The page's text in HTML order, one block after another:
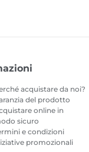
acquistare da noi?
del prodotto
online in
sicuro
e condizioni
promozionali